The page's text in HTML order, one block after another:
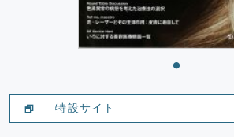
特設サイト